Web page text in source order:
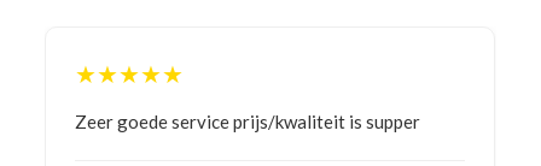
★★★★★
Bestelling gedaan vanwege goede prijzen en